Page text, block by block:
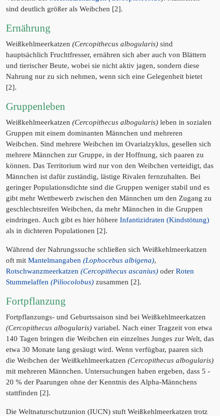
sind deutlich größer als Weibchen [2].
Ernährung
Weißkehlmeerkatzen (Cercopithecus albogularis) sind
hauptsächlich Fruchtfresser, ernähren sich aber auch von Blättern
und tierischer Beute, wobei sie nicht aktiv jagen, sondern diese
Nahrung nur zu sich nehmen, wenn sich eine Gelegenheit bietet
[2].
Gruppenleben
Weißkehlmeerkatzen (Cercopithecus albogularis) leben in sozialen
Gruppen mit einem dominanten Männchen und mehreren
Weibchen. Sind mehrere Weibchen im Ovarialzyklus, gesellen sich
mehrere Männchen zur Gruppe, in der Hoffnung, sich paaren zu
können. Das Territorium wird nur von den Weibchen verteidigt, das
Männchen ist dafür zuständig, lästige Rivalen fernzuhalten. Bei
geringer Populationsdichte sind die Gruppen weniger stabil und es
gibt mehr Wettbewerb zwischen den Männchen um den Zugang zu
geschlechtsreifen Weibchen, da mehr Männchen in die Gruppen
eindringen. Auch gibt es hier höhere Infantizidraten (Kindstötung)
als in dichteren Populationen [2].
Während der Nahrungssuche schließen sich Weißkehlmeerkatzen
oft mit Mantelmangaben (Lophocebus albigena),
Rotschwanzmeerkatzen (Cercopithecus ascanius) oder Roten
Stummelaffen (Piliocolobus) zusammen [2].
Fortpflanzung
Fortpflanzungs- und Geburtssaison sind bei Weißkehlmeerkatzen
(Cercopithecus albogularis) variabel. Nach einer Tragzeit von etwa
140 Tagen bringen die Weibchen ein einzelnes Junges zur Welt, das
etwa 30 Monate lang gesäugt wird. Wenn verfügbar, paaren sich
die Weibchen der Weißkehlmeerkatzen (Cercopithecus albogularis)
mit mehreren Männchen. Untersuchungen haben ergeben, dass 5 -
20 % der Paarungen ohne der Kenntnis des Alpha-Männchens
stattfinden [2].
Die Weltnaturschutzunion (IUCN) stuft Weißkehlmeerkatzen trotz